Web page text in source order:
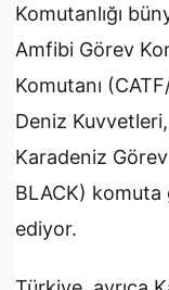
Komutanlığı
Amfibi Görev
Komutanı
Deniz
Karadeniz
BLACK)
ediyor.